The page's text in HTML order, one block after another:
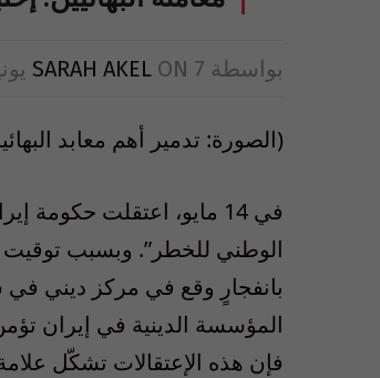
بواسطة SARAH AKEL ON 7 يونيو 2008
(الصورة: تدمير أهم معابد
الوطني للخطر”. وبسبب توقيت
المؤسسة الدينية في إيران
فإن هذه الإعتقالات تشكّل